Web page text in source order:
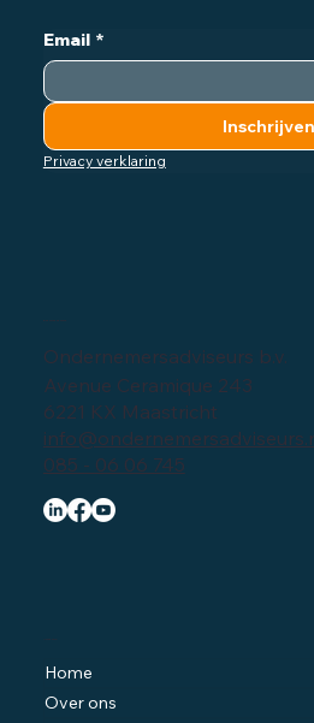
Ondernemersadviseurs b.v.
Avenue Ceramique 243
6221 KX Maastricht
info@ondernemersadviseurs.nl
085 - 06 06 745
Home
Email